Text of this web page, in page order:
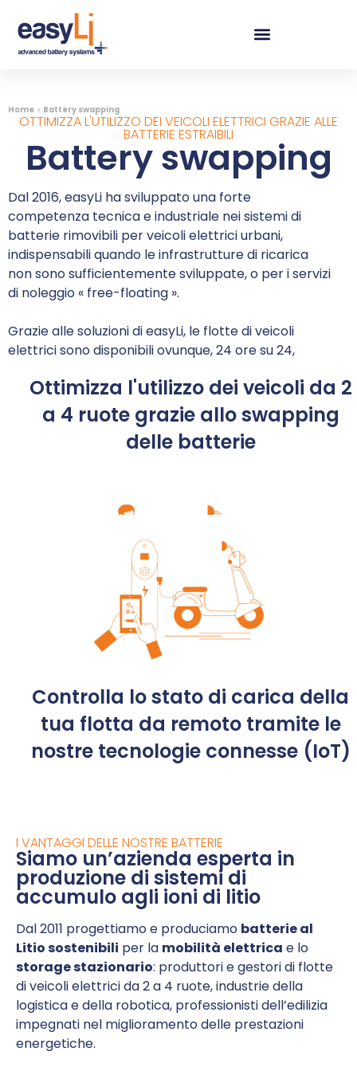
Home > Battery swapping
OTTIMIZZA L'UTILIZZO DEI VEICOLI ELETTRICI GRAZIE ALLE
BATTERIE ESTRAIBILI
Battery swapping
Dal 2016, easyLi ha sviluppato una forte
competenza tecnica e industriale nei sistemi di
batterie rimovibili per veicoli elettrici urbani,
indispensabili quando le infrastrutture di ricarica
non sono sufficientemente sviluppate, o per i servizi
di noleggio « free-floating ».
Grazie alle soluzioni di easyLi, le flotte di veicoli
elettrici sono disponibili ovunque, 24 ore su 24,
Le innovative soluzioni easyLi, alcune delle quali
coperte da brevetto, rendono l’equipaggiamento
dei veicoli elettrici semplice e non invasivo
Ottimizza l'utilizzo dei veicoli da 2
a 4 ruote grazie allo swapping
delle batterie
Controlla lo stato di carica della
tua flotta da remoto tramite le
nostre tecnologie connesse (IoT)
I VANTAGGI DELLE NOSTRE BATTERIE
Siamo un’azienda esperta in
produzione di sistemi di
accumulo agli ioni di litio
Dal 2011 progettiamo e produciamo batterie al
Litio sostenibili per la mobilità elettrica e lo
storage stazionario: produttori e gestori di flotte
di veicoli elettrici da 2 a 4 ruote, industrie della
logistica e della robotica, professionisti dell’edilizia
impegnati nel miglioramento delle prestazioni
energetiche.